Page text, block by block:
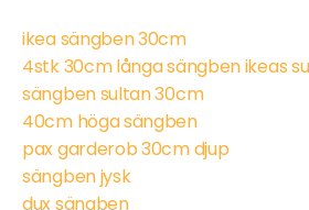
ikea sängben 30cm
4stk 30cm långa sängben ikeas
sängben sultan 30cm
40cm höga sängben
pax garderob 30cm djup
sängben jysk
dux sängben